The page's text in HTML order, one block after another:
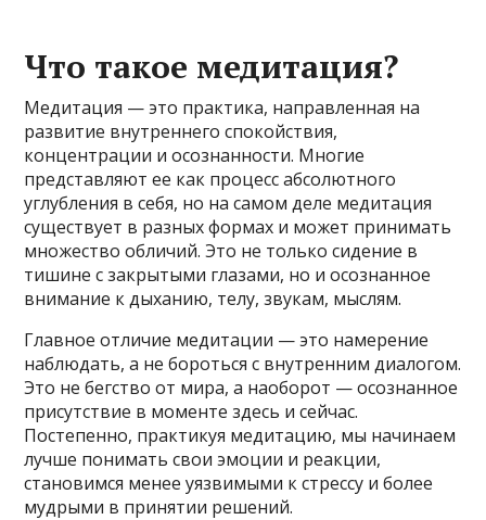
Что такое медитация?
Медитация — это практика, направленная на
развитие внутреннего спокойствия,
концентрации и осознанности. Многие
представляют ее как процесс абсолютного
углубления в себя, но на самом деле медитация
существует в разных формах и может принимать
множество обличий. Это не только сидение в
тишине с закрытыми глазами, но и осознанное
внимание к дыханию, телу, звукам, мыслям.
Главное отличие медитации — это намерение
наблюдать, а не бороться с внутренним диалогом.
Это не бегство от мира, а наоборот — осознанное
присутствие в моменте здесь и сейчас.
Постепенно, практикуя медитацию, мы начинаем
лучше понимать свои эмоции и реакции,
становимся менее уязвимыми к стрессу и более
мудрыми в принятии решений.